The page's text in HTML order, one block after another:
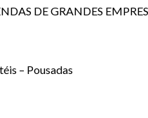
DE GRANDES
– Pousadas